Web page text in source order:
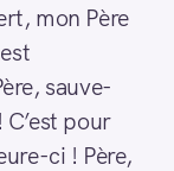
mon Père
sauve-
pour
ci ! Père,